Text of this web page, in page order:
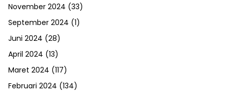
November 2024 (33)
September 2024 (1)
Juni 2024 (28)
April 2024 (13)
Maret 2024 (117)
Februari 2024 (134)